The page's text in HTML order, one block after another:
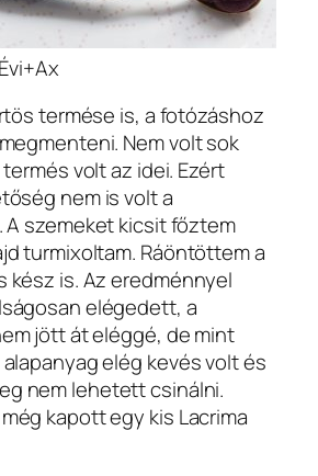
termése is, a fotózáshoz
Nem volt sok
volt az idei. Ezért
nem is volt a
A szemeket kicsit főztem
turmixoltam. Ráöntöttem a
kész is. Az eredménnyel
elégedett, a
jött át eléggé, de mint
elég kevés volt és
nem lehetett csinálni.
kapott egy kis Lacrima